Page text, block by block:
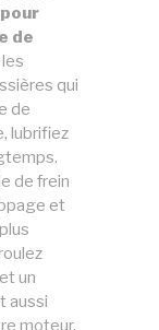
de
qui
de
lubrifiez
de frein
et
un
aussi
moteur.